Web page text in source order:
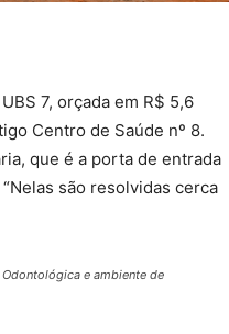
7, orçada em R$ 5,6
Centro de Saúde nº 8.
que é a porta de entrada
são resolvidas cerca
e ambiente de